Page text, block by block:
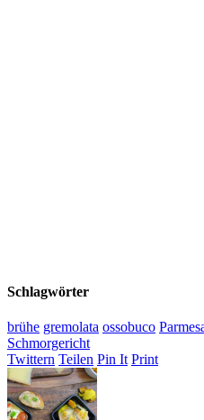
Schlagwörter
brühe gremolata ossobuco
Schmorgericht
Twittern Teilen Pin It Print